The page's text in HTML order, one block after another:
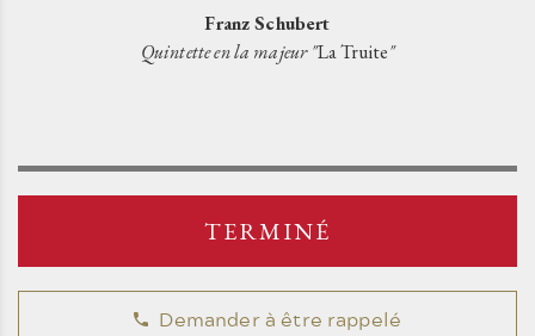
Franz Schubert
Quintette en la majeur "La Truite"
TERMINÉ
Demander à être rappelé